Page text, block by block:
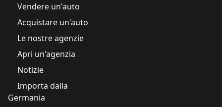
Vendere un'auto
Acquistare un'auto
Le nostre agenzie
Apri un'agenzia
Notizie
Importa dalla
Germania